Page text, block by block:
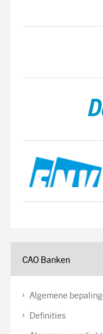
CAO Banken
Algemene
Definities